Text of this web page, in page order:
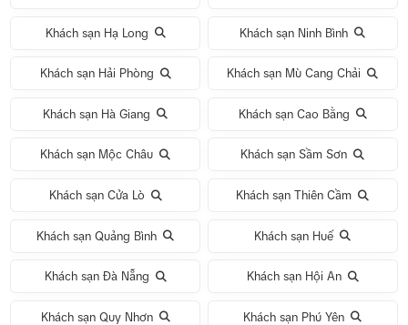
Khách sạn Hạ Long Khách sạn Ninh Bình
Khách sạn Hải Phòng Khách sạn Mù Cang Chải
Khách sạn Hà Giang Khách sạn Cao Bằng
Khách sạn Mộc Châu Khách sạn Sầm Sơn
Khách sạn Cửa Lò Khách sạn Thiên Cầm
Khách sạn Quảng Bình Khách sạn Huế
Khách sạn Đà Nẵng Khách sạn Hội An
Khách sạn Quy Nhơn Khách sạn Phú Yên